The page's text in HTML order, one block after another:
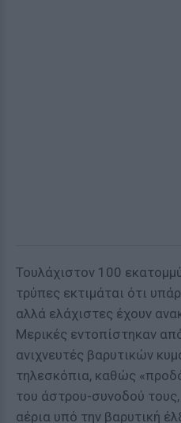
Τουλάχιστον 100
τρύπες εκτιμάται ότι
αλλά ελάχιστες έχουν
Μερικές εντοπίστηκαν
ανιχνευτές βαρυτικών
τηλεσκόπια, καθώς
του άστρου-συνοδού
αέρια υπό την βαρυτική